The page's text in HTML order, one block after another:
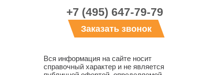
+7 (495) 647-79-79
Заказать звонок
Вся информация на сайте носит
справочный характер и не является